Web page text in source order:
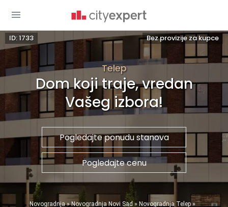
ID: 1733 Bez provizije za kupce
Telep
Dom koji traje, vredan
Vašeg izbora!
Pogledajte ponudu stanova
Pogledajte cenu
You are here
Novogradnja » Novogradnja Novi Sad » Novogradnja Telep »